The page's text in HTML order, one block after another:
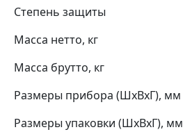
Степень защиты
Масса нетто, кг
Масса брутто, кг
Размеры прибора (ШхВхГ), мм
Размеры упаковки (ШхВхГ), мм